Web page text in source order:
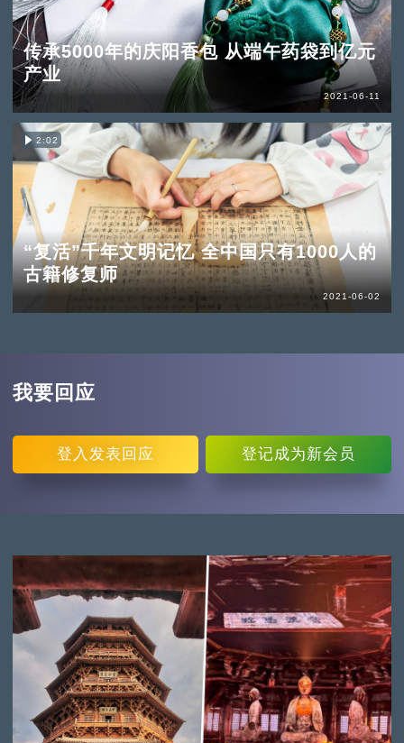
传承5000年的庆阳香包 从端午药袋到亿元
产业
2021-06-11
2:02
“复活”千年文明记忆 全中国只有1000人的
古籍修复师
2021-06-02
我要回应
登入 发表回应 登记成为新会员